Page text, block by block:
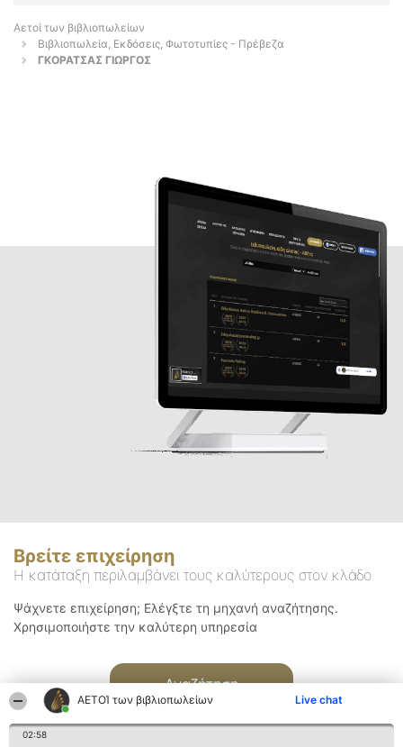
ΑΕΤΟΊ των βιβλιοπωλείων Live chat
02:58
Αετοί των βιβλιοπωλείων
Βιβλιοπωλεία, Εκδόσεις, Φωτοτυπίες - Πρέβεζα
ΓΚΟΡΑΤΣΑΣ ΓΙΩΡΓΟΣ
Βρείτε επιχείρηση
Η κατάταξη περιλαμβάνει τους καλύτερους στον κλάδο
Ψάχνετε επιχείρηση; Ελέγξτε τη μηχανή αναζήτησης.
Χρησιμοποιήστε την καλύτερη υπηρεσία
Αναζήτηση